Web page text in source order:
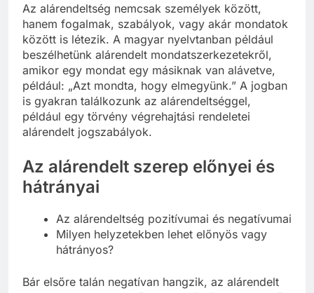
Az alárendeltség nemcsak személyek között,
hanem fogalmak, szabályok, vagy akár mondatok
között is létezik. A magyar nyelvtanban például
beszélhetünk alárendelt mondatszerkezetekről,
amikor egy mondat egy másiknak van alávetve,
például: „Azt mondta, hogy elmegyünk.” A jogban
is gyakran találkozunk az alárendeltséggel,
például egy törvény végrehajtási rendeletei
Az alárendelt szerep előnyei és
hátrányai
Az alárendeltség pozitívumai és negatívumai
Milyen helyzetekben lehet előnyös vagy